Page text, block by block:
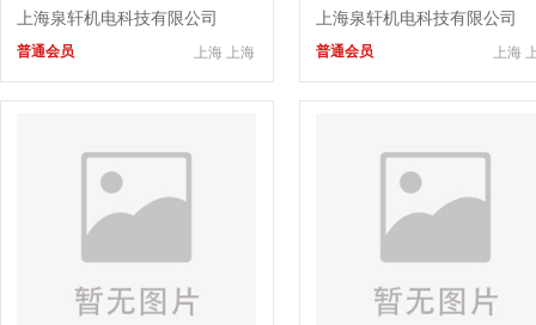
AZL23.00A9程控器
上海泉轩机电科技有限公司
上海 上海
普通会员
SQM50.481A2
上海泉轩机电科技有限公司
上海
普通会员